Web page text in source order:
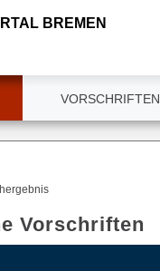
BREMEN
VORSCHRIFTEN
Vorschriften